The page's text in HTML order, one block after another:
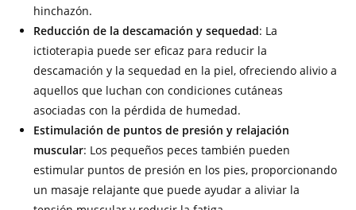
hinchazón.
Reducción de la descamación y sequedad: La
ictioterapia puede ser eficaz para reducir la
descamación y la sequedad en la piel, ofreciendo alivio a
aquellos que luchan con condiciones cutáneas
asociadas con la pérdida de humedad.
Estimulación de puntos de presión y relajación
muscular: Los pequeños peces también pueden
estimular puntos de presión en los pies, proporcionando
un masaje relajante que puede ayudar a aliviar la